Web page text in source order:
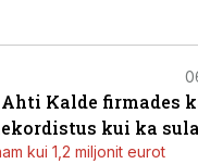
Kalde firmades
kui ka
kui 1,2 miljonit eurot